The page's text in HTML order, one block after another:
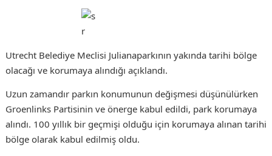
Utrecht Belediye Meclisi Julianaparkının yakında tarihi bölge
olacağı ve korumaya alındığı açıklandı.
Uzun zamandır parkın konumunun değişmesi düşünülürken
Groenlinks Partisinin ve önerge kabul edildi, park korumaya
alındı. 100 yıllık bir geçmişi olduğu için korumaya alınan tarihi
bölge olarak kabul edilmiş oldu.